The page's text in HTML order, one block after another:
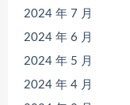
2024 年 7 月
2024 年 6 月
2024 年 5 月
2024 年 4 月